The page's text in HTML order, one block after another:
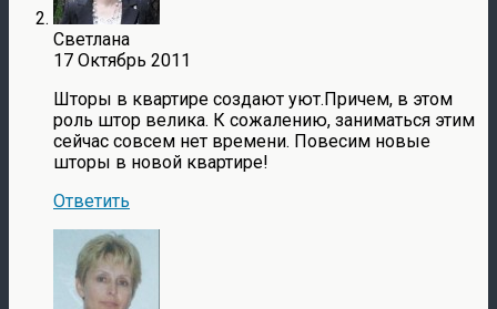
Светлана
17 Октябрь 2011
Шторы в квартире создают уют.Причем, в этом
роль штор велика. К сожалению, заниматься этим
сейчас совсем нет времени. Повесим новые
шторы в новой квартире!
Ответить